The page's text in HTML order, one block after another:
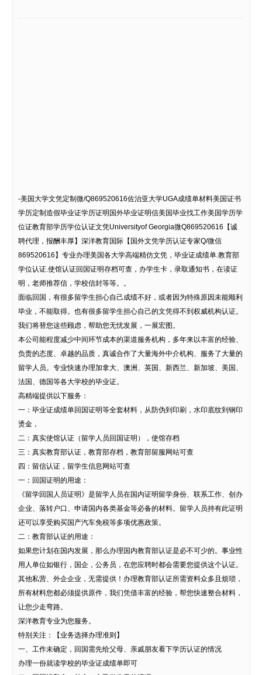
-美国大学文凭定制微/Q869520616佐治亚大学UGA成绩单材料美国证书
学历定制造假毕业证学历证明国外毕业证明信美国毕业找工作美国学历学
位证教育部学历学位认证文凭Universityof Georgia微Q869520616【诚
聘代理，报酬丰厚】深洋教育国际【国外文凭学历认证专家Q/微信
869520616】专业办理美国各大学高端精仿文凭，毕业证成绩单.教育部
学位认证.使馆认证回国证明存档可查，办学生卡，录取通知书，在读证
明，老师推荐信，学校信封等等。。
面临回国，有很多留学生担心自己成绩不好，或者因为特殊原因未能顺利
毕业，不能取得。也有很多留学生担心自己的文凭得不到权威机构认证。
我们将替您这些顾虑，帮助您无忧发展，一展宏图。
本公司能程度减少中间环节成本的渠道服务机构，多年来以丰富的经验、
负责的态度、卓越的品质，真诚合作了大量海外中介机构、服务了大量的
留学人员。专业快速办理加拿大、澳洲、英国、新西兰、新加坡、美国、
法国、德国等各大学校的毕业证。
高精端提供以下服务：
一：毕业证成绩单回国证明等全套材料，从防伪到印刷，水印底纹到钢印
烫金，
二：真实使馆认证（留学人员回国证明），使馆存档
三：真实教育部认证，教育部存档，教育部留服网站可查
四：留信认证，留学生信息网站可查
一：回国证明的用途：
《留学回国人员证明》是留学人员在国内证明留学身份、联系工作、创办
企业、落转户口、申请国内各类基金等必备的材料。留学人员持有此证明
还可以享受购买国产汽车免税等多项优惠政策。
二：教育部认证的用途：
如果您计划在国内发展，那么办理国内教育部认证是必不可少的。事业性
用人单位如银行，国企，公务员，在您应聘时都会需要您提供这个认证。
其他私营、外企企业，无需提供！办理教育部认证所需资料众多且烦琐，
所有材料您都必须提供原件，我们凭借丰富的经验，帮您快速整合材料，
让您少走弯路。
深洋教育专业为您服务。
特别关注：【业务选择办理准则】
一、工作未确定，回国需先给父母、亲戚朋友看下学历认证的情况
办理一份就读学校的毕业证成绩单即可